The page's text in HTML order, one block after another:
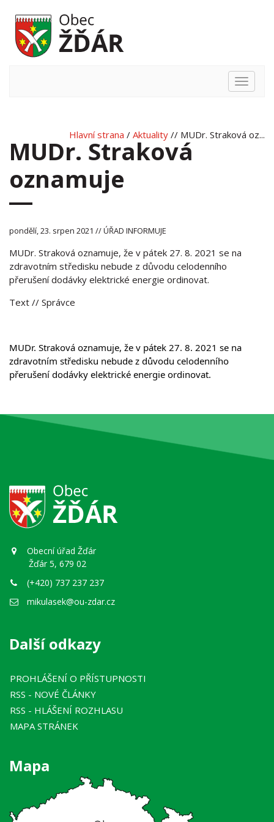
Hlavní
Hlavní strana / Aktuality // MUDr. Straková oz...
MUDr. Straková
oznamuje
pondělí, 23. srpen 2021 // ÚŘAD INFORMUJE
MUDr. Straková oznamuje, že v pátek 27. 8. 2021 se na
zdravotním středisku nebude z důvodu celodenního
přerušení dodávky elektrické energie ordinovat.
Text // Správce
MUDr. Straková oznamuje, že v pátek 27. 8. 2021 se na
zdravotním středisku nebude z důvodu celodenního
přerušení dodávky elektrické energie ordinovat.
Obecní úřad Žďár
Žďár 5, 679 02
(+420) 737 237 237
mikulasek@ou-zdar.cz
Další odkazy
PROHLÁŠENÍ O PŘÍSTUPNOSTI
RSS - NOVÉ ČLÁNKY
RSS - HLÁŠENÍ ROZHLASU
MAPA STRÁNEK
Mapa